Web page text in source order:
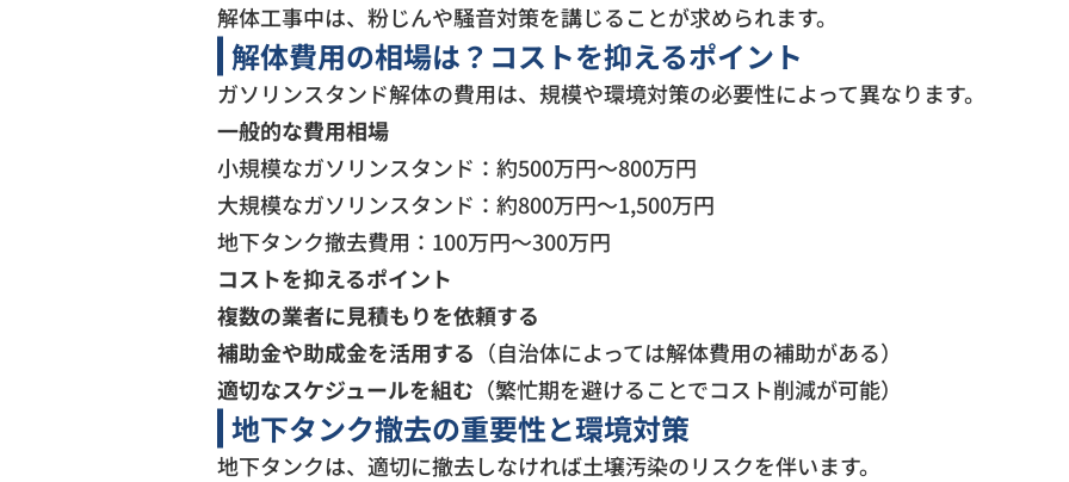
解体工事中は、粉じんや騒音対策を講じることが求められます。
解体費用の相場は？コストを抑えるポイント
ガソリンスタンド解体の費用は、規模や環境対策の必要性によって異なります。
一般的な費用相場
小規模なガソリンスタンド：約500万円〜800万円
大規模なガソリンスタンド：約800万円〜1,500万円
地下タンク撤去費用：100万円〜300万円
コストを抑えるポイント
複数の業者に見積もりを依頼する
補助金や助成金を活用する （自治体によっては解体費用の補助がある）
適切なスケジュールを組む （繁忙期を避けることでコスト削減が可能）
地下タンク撤去の重要性と環境対策
地下タンクは、適切に撤去しなければ土壌汚染のリスクを伴います。